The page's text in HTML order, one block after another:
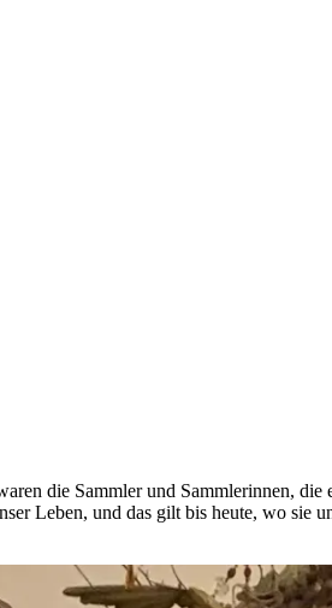
die Sammler und Sammlerinnen,
Leben, und das gilt bis heute, wo sie